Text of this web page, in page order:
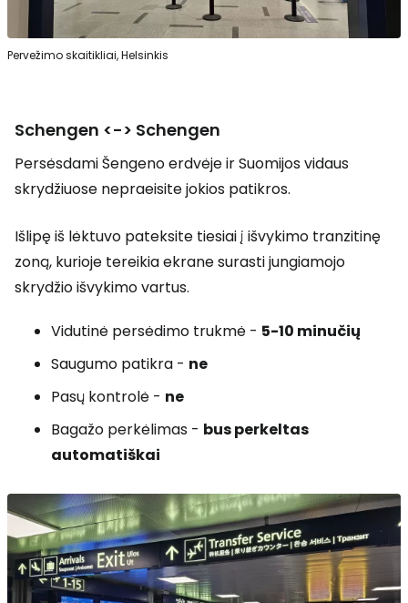
Pervežimo skaitikliai, Helsinkis
Schengen <-> Schengen
Persėsdami Šengeno erdvėje ir Suomijos vidaus
skrydžiuose nepraeisite jokios patikros.
Išlipę iš lėktuvo pateksite tiesiai į išvykimo tranzitinę
zoną, kurioje tereikia ekrane surasti jungiamojo
skrydžio išvykimo vartus.
Vidutinė persėdimo trukmė - 5-10 minučių
Saugumo patikra - ne
Pasų kontrolė - ne
Bagažo perkėlimas - bus perkeltas
automatiškai